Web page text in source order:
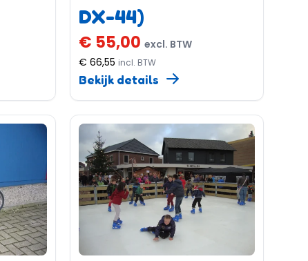
DX-44)
€ 55,00 excl. BTW
€ 66,55 incl. BTW
Bekijk details